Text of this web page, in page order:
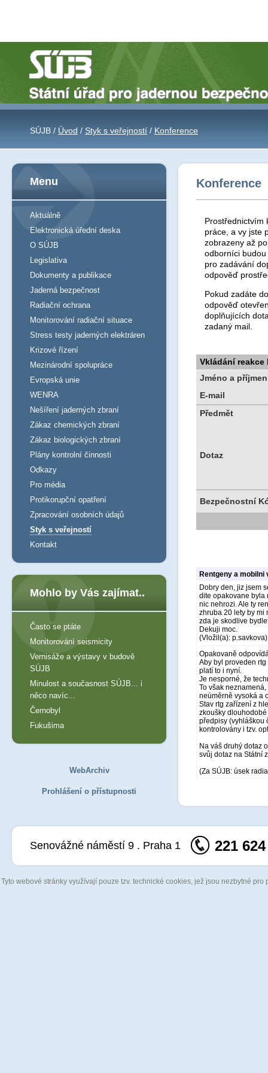
SÚJB / Úvod / Styk s veřejností / Konference
Konference
Prostřednictvím
práce, a vy jste
zobrazeny až
odborníci
pro zadávání
odpověď
Pokud zadáte
odpověď
doplňujících
zadaný mail.
Vkládání reakce
Jméno a
E-mail
Předmět
Dotaz
Bezpečnostní
Rentgeny a mobilni
Dobry den, jiz jsem
dite opakovane byla
nic nehrozi. Ale ty
zhruba 20 lety by mi
zda je skodlive
Dekuji moc.
(Vložil(a): p.savkova)
Opakovaně
Aby byl proveden
platí to i nyní.
Je nesporné, že
To však
neúměrně vysoká a
Stav rtg zařízení z
zkoušky
předpisy (vyhláškou
kontrolovány i tzv.
Na váš druhý dotaz
svůj dotaz na Státní
(Za SÚJB: úsek
Menu
Aktuálně
Elektronická úřední deska
O SÚJB
Legislativa
Dokumenty a publikace
Jaderná bezpečnost
Radiační ochrana
Monitorování radiační situace
Stress testy jaderných elektráren
Krizové řízení
Mezinárodní spolupráce
Evropská unie
WENRA
Nešíření jaderných zbraní
Zákaz chemických zbraní
Zákaz biologických zbraní
Plány kontrolní činnosti
Odkazy
Pro média
Protikorupční opatření
Zpracování osobních údajů
Styk s veřejností
Kontakt
Mohlo by Vás zajímat..
Často se ptáte
Monitorování seismicity
Vernisáže a výstavy v budově
SÚJB
Minulost a současnost SÚJB... i
něco navíc...
Černobyl
Fukušima
WebArchiv
Prohlášení o přístupnosti
Senovážné náměstí 9 . Praha 1 221
Tyto webové stránky využívají pouze tzv. technické cookies, jež jsou nezbytné